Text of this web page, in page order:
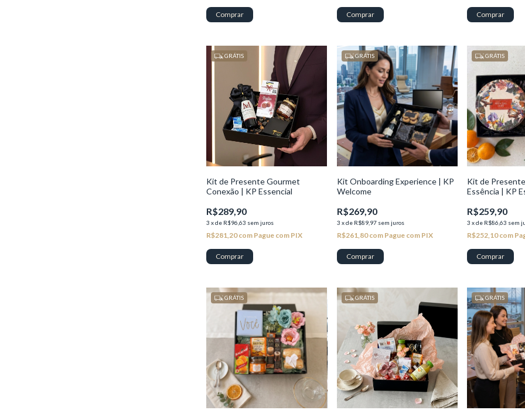
GRÁTIS
Kit de Presente Gourmet
Conexão | KP Essencial
R$289,90
3 xde R$96,63 sem juros
R$281,20com Pague com PIX
GRÁTIS
Kit Onboarding Experience | KP
Welcome
R$269,90
3 xde R$89,97 sem juros
R$261,80com Pague com PIX
GRÁTIS
Kit de
Essência | KP
R$259,90
3 xde R$86,63 sem
R$252,10com
GRÁTIS GRÁTIS GRÁTIS